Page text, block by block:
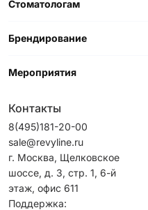
Стоматологам
Брендирование
Мероприятия
Контакты
8(495)181-20-00
sale@revyline.ru
г. Москва, Щелковское
шоссе, д. 3, стр. 1, 6-й
этаж, офис 611
Поддержка: